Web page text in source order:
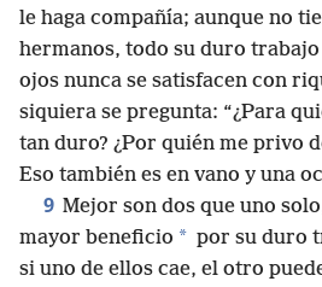
le haga compañía; aunque no
hermanos, todo su duro
ojos nunca se satisfacen con
siquiera se pregunta: “¿Para
tan duro? ¿Por quién me privo
Eso también es en vano y una
9 Mejor son dos que uno
mayor beneficio * por su duro
si uno de ellos cae, el otro